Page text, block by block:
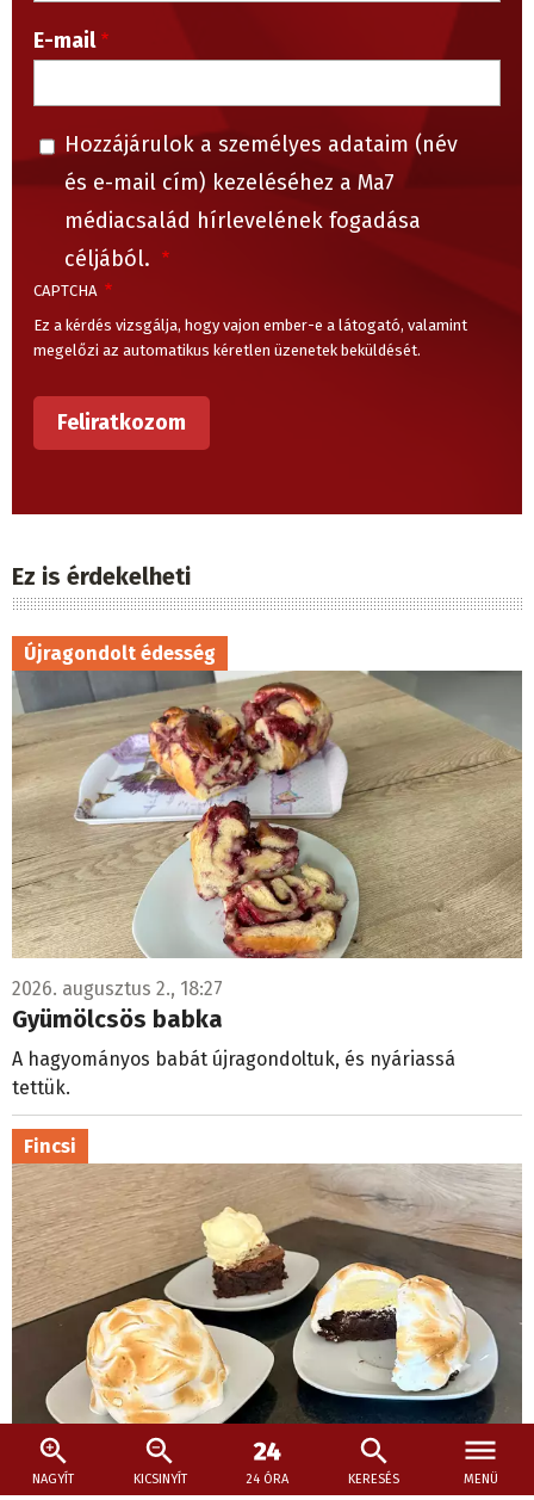
NAGYÍT KICSINYÍT 24 ÓRA KERESÉS MENÜ
E-mail
Hozzájárulok a személyes adataim (név
és e-mail cím) kezeléséhez a Ma7
médiacsalád hírlevelének fogadása
céljából.
CAPTCHA
Ez a kérdés vizsgálja, hogy vajon ember-e a látogató, valamint
megelőzi az automatikus kéretlen üzenetek beküldését.
Ez is érdekelheti
Újragondolt édesség
2026. augusztus 2., 18:27
Gyümölcsös babka
A hagyományos babát újragondoltuk, és nyáriassá
tettük.
Fincsi